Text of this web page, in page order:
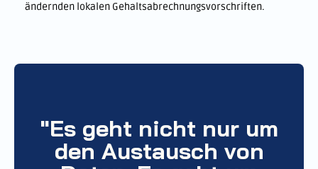
ändernden lokalen Gehaltsabrechnungsvorschriften.
"Es geht nicht nur um
den Austausch von